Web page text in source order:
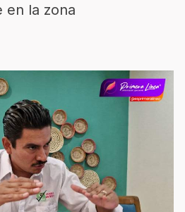
en la zona